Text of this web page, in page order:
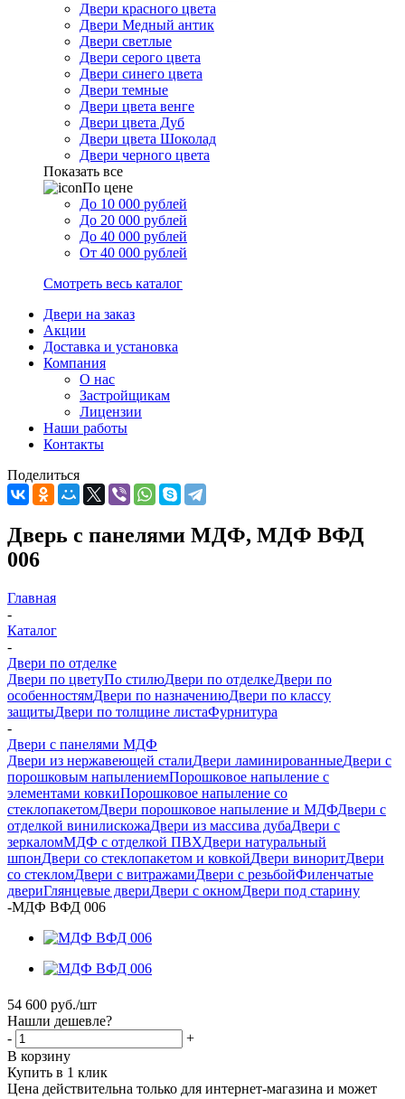
Двери красного цвета
Двери Медный антик
Двери светлые
Двери серого цвета
Двери синего цвета
Двери темные
Двери цвета венге
Двери цвета Дуб
Двери цвета Шоколад
Двери черного цвета
Показать все
По цене
До 10 000 рублей
До 20 000 рублей
До 40 000 рублей
От 40 000 рублей
Смотреть весь каталог
Двери на заказ
Акции
Доставка и установка
Компания
О нас
Застройщикам
Лицензии
Наши работы
Контакты
Поделиться
Дверь с панелями МДФ, МДФ ВФД
006
Главная
-
Каталог
-
Двери по отделке
Двери по цветуПо стилюДвери по отделкеДвери по
особенностямДвери по назначениюДвери по классу
защитыДвери по толщине листаФурнитура
-
Двери с панелями МДФ
Двери из нержавеющей сталиДвери ламинированныеДвери с
порошковым напылениемПорошковое напыление с
элементами ковкиПорошковое напыление со
стеклопакетомДвери порошковое напыление и МДФДвери с
отделкой винилискожаДвери из массива дубаДвери с
зеркаломМДФ с отделкой ПВХДвери натуральный
шпонДвери со стеклопакетом и ковкойДвери виноритДвери
со стекломДвери с витражамиДвери с резьбойФиленчатые
двериГлянцевые двериДвери с окномДвери под старину
-МДФ ВФД 006
54 600 руб./шт
Нашли дешевле?
-
+
В корзину
Купить в 1 клик
Цена действительна только для интернет-магазина и может